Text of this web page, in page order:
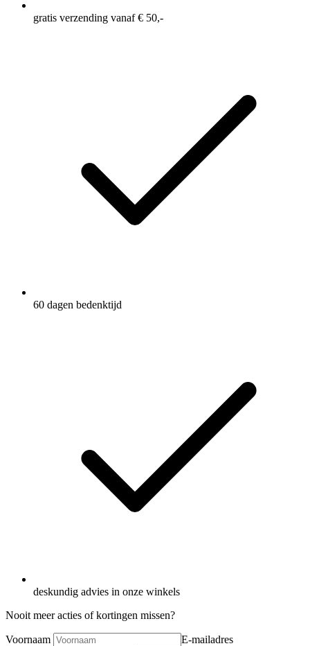
gratis verzending vanaf € 50,-
60 dagen bedenktijd
deskundig advies in onze winkels
Nooit meer acties of kortingen missen?
Voornaam E-mailadres